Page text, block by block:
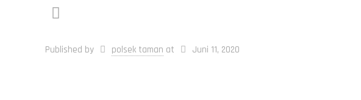
Published by polsek taman at Juni 11, 2020